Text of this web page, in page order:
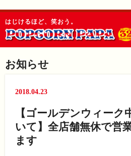
はじけるほど、笑おう。
お知らせ
2018.04.23
【ゴールデンウィーク
いて】全店舗無休で営
ます